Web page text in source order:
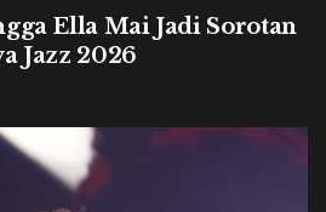
Ella Mai Jadi Sorotan
Jazz 2026